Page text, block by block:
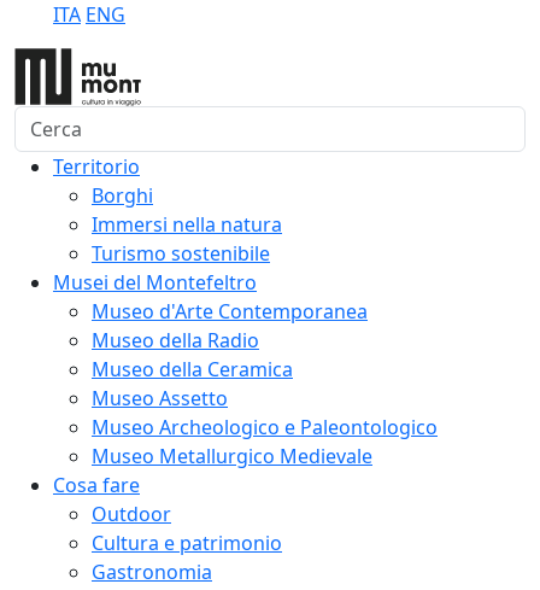
ITA ENG
Cerca
Territorio
Borghi
Immersi nella natura
Turismo sostenibile
Musei del Montefeltro
Museo d'Arte Contemporanea
Museo della Radio
Museo della Ceramica
Museo Assetto
Museo Archeologico e Paleontologico
Museo Metallurgico Medievale
Cosa fare
Outdoor
Cultura e patrimonio
Gastronomia